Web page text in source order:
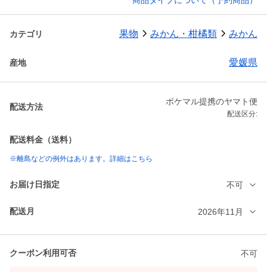
カテゴリ 果物 みかん・柑橘類 みかん
産地 愛媛県
配送方法
ポケマル提携のヤマト便
配送区分:
配送料金（送料）
※離島などの例外はあります。詳細はこちら
お届け日指定 不可
配送月 2026年11月
クーポン利用可否 不可